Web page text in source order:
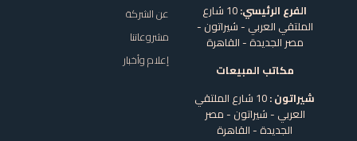
الفرع الرئيسي:
10 شارع
الملتقي العربي - شيراتون -
مصر الجديدة - القاهرة
مكاتب المبيعات
شيراتون :
10 شارع الملتقي
العربي - شيراتون - مصر
الجديدة - القاهرة
عن الشركة
مشروعاتنا
إعلام وأخبار